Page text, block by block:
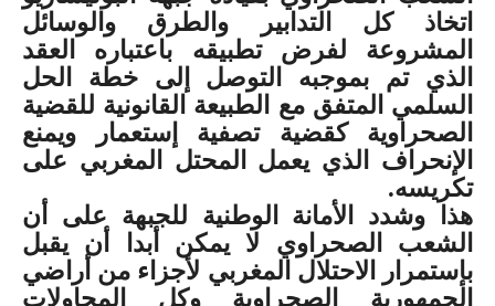
اتخاذ كل التدابير والطرق والوسائل
المشروعة لفرض تطبيقه باعتباره العقد
الذي تم بموجبه التوصل إلى خطة الحل
السلمي المتفق مع الطبيعة القانونية للقضية
الصحراوية كقضية تصفية إستعمار ويمنع
الإنحراف الذي يعمل المحتل المغربي على
تكريسه.
هذا وشدد الأمانة الوطنية للجبهة على أن
الشعب الصحراوي لا يمكن أبدا أن يقبل
بإستمرار الاحتلال المغربي لأجزاء من أراضي
الجمهورية الصحراوية وكل المحاولات